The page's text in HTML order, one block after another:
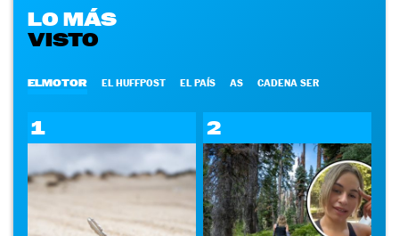
LO MÁS
VISTO
ELMOTOR EL HUFFPOST EL PAÍS AS CADENA SER
1 2